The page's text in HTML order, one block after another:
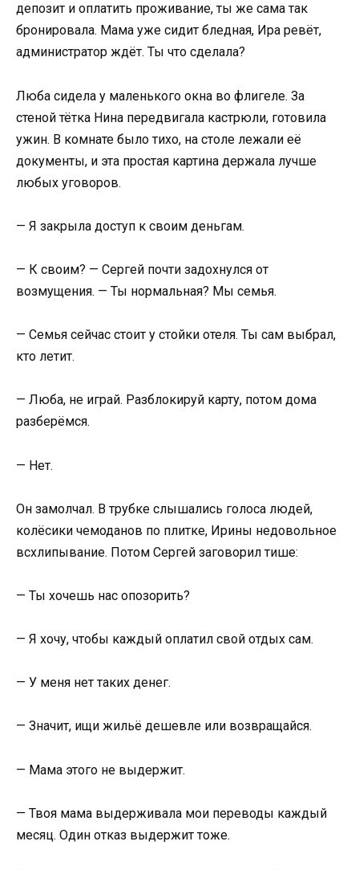
депозит и оплатить проживание, ты же сама так
бронировала. Мама уже сидит бледная, Ира ревёт,
администратор ждёт. Ты что сделала?
Люба сидела у маленького окна во флигеле. За
стеной тётка Нина передвигала кастрюли, готовила
ужин. В комнате было тихо, на столе лежали её
документы, и эта простая картина держала лучше
любых уговоров.
— Я закрыла доступ к своим деньгам.
— К своим? — Сергей почти задохнулся от
возмущения. — Ты нормальная? Мы семья.
— Семья сейчас стоит у стойки отеля. Ты сам выбрал,
кто летит.
— Люба, не играй. Разблокируй карту, потом дома
разберёмся.
— Нет.
Он замолчал. В трубке слышались голоса людей,
колёсики чемоданов по плитке, Ирины недовольное
всхлипывание. Потом Сергей заговорил тише:
— Ты хочешь нас опозорить?
— Я хочу, чтобы каждый оплатил свой отдых сам.
— У меня нет таких денег.
— Значит, ищи жильё дешевле или возвращайся.
— Мама этого не выдержит.
— Твоя мама выдерживала мои переводы каждый
месяц. Один отказ выдержит тоже.